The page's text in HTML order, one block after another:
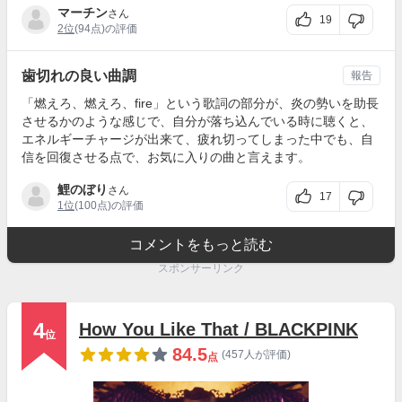
マーチンさん
2位(94点)の評価
19
歯切れの良い曲調
「燃えろ、燃えろ、fire」という歌詞の部分が、炎の勢いを助長
させるかのような感じで、自分が落ち込んでいる時に聴くと、
エネルギーチャージが出来て、疲れ切ってしまった中でも、自
信を回復させる点で、お気に入りの曲と言えます。
鯉のぼり さん
1位(100点)の評価
17
報告
コメントをもっと読む
スポンサーリンク
4位
How You Like That / BLACKPINK
84.5点 (457人が評価)